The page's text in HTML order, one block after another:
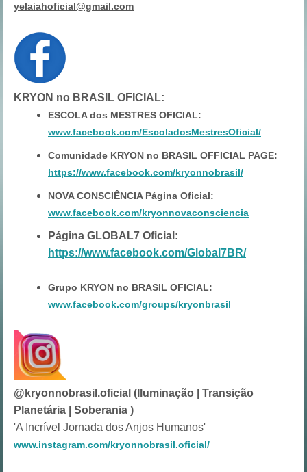
yelaiahoficial@gmail.com
KRYON no BRASIL OFICIAL:
ESCOLA dos MESTRES OFICIAL:
www.facebook.com/EscoladosMestresOficial/
Comunidade KRYON no BRASIL OFFICIAL PAGE:
https://www.facebook.com/kryonnobrasil/
NOVA CONSCIÊNCIA Página Oficial:
www.facebook.com/kryonnovaconsciencia
Página GLOBAL7 Oficial:
https://www.facebook.com/Global7BR/
Grupo KRYON no BRASIL OFICIAL:
www.facebook.com/groups/kryonbrasil
@kryonnobrasil.oficial (Iluminação | Transição
Planetária | Soberania )
'A Incrível Jornada dos Anjos Humanos'
www.instagram.com/kryonnobrasil.oficial/